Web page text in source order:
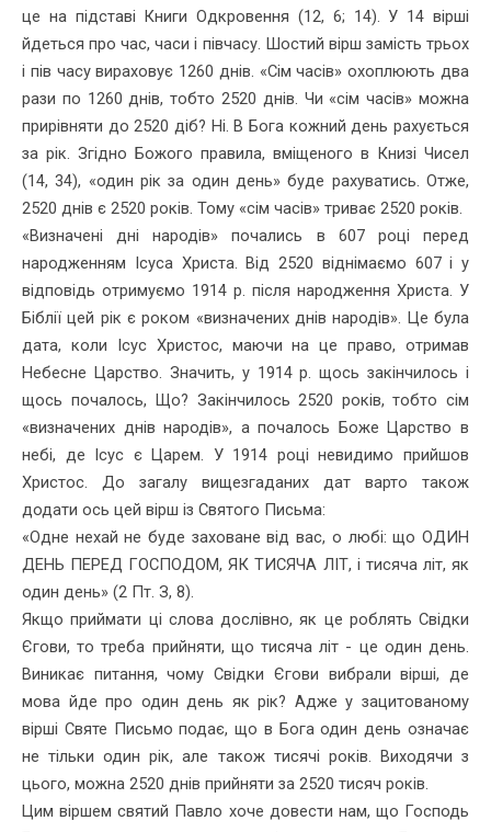
це на підставі Книги Одкровення (12, 6; 14). У 14 вірші
йдеться про час, часи і півчасу. Шостий вірш замість трьох
і пів часу вираховує 1260 днів. «Сім часів» охоплюють два
рази по 1260 днів, тобто 2520 днів. Чи «сім часів» можна
прирівняти до 2520 діб? Ні. В Бога кожний день рахується
за рік. Згідно Божого правила, вміщеного в Книзі Чисел
(14, 34), «один рік за один день» буде рахуватись. Отже,
2520 днів є 2520 років. Тому «сім часів» триває 2520 років.
«Визначені дні народів» почались в 607 році перед
народженням Ісуса Христа. Від 2520 віднімаємо 607 і у
відповідь отримуємо 1914 р. після народження Христа. У
Біблії цей рік є роком «визначених днів народів». Це була
дата, коли Ісус Христос, маючи на це право, отри­мав
Небесне Царство. Значить, у 1914 р. щось закінчилось і
щось почалось, Що? Закінчилось 2520 років, тобто сім
«визначених днів народів», а почалось Боже Царство в
небі, де Ісус є Царем. У 1914 році невидимо прийшов
Христос. До загалу вищезгаданих дат варто також
додати ось цей вірш із Святого Письма:
«Одне нехай не буде заховане від вас, о любі: що ОДИН
ДЕНЬ ПЕРЕД ГОСПОДОМ, ЯК ТИСЯЧА ЛІТ, і тисяча літ, як
один день» (2 Пт. З, 8).
Якщо приймати ці слова дослівно, як це роблять Свідки
Єгови, то треба прийняти, що тисяча літ - це один день.
Виникає питання, чому Свідки Єгови вибрали вірші, де
мова йде про один день як рік? Адже у зацитованому
вірші Святе Письмо подає, що в Бога один день означає
не тільки один рік, але також тисячі років. Виходячи з
цього, можна 2520 днів прийняти за 2520 тисяч років.
Цим віршем святий Павло хоче довести нам, що Господь